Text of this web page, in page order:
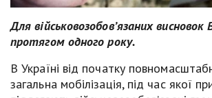
Для військовозобов’язаних
протягом одного року.
В Україні від початку
загальна мобілізація, під час якої